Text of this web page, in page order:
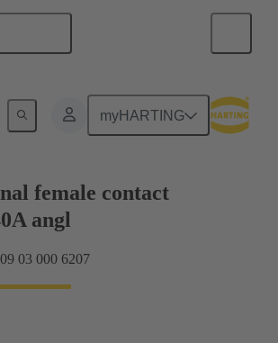
myHARTING
de placa madre a tarjeta hija
female contact
angl
03 000 6207